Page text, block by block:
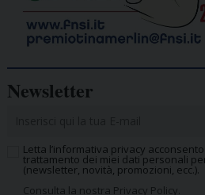
Newsletter
Letta l’informativa privacy
trattamento dei miei dati personali
(newsletter, novità, promozioni, ecc.).
Consulta la nostra Privacy Policy.